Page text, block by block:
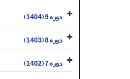
دوره 9 (1404)
دوره 8 (1403)
دوره 7 (1402)